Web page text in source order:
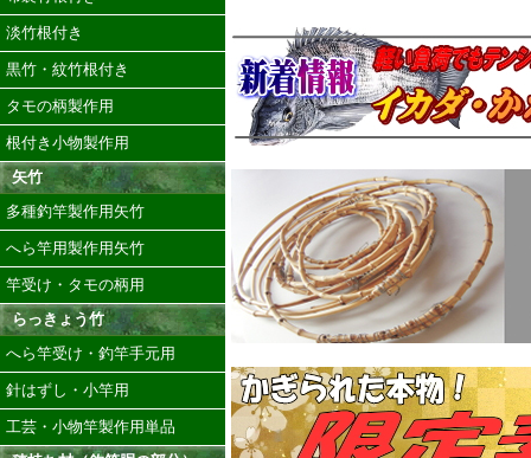
淡竹根付き
黒竹・紋竹根付き
タモの柄製作用
根付き小物製作用
矢竹
多種釣竿製作用矢竹
へら竿用製作用矢竹
竿受け・タモの柄用
らっきょう竹
へら竿受け・釣竿手元用
針はずし・小竿用
工芸・小物竿製作用単品